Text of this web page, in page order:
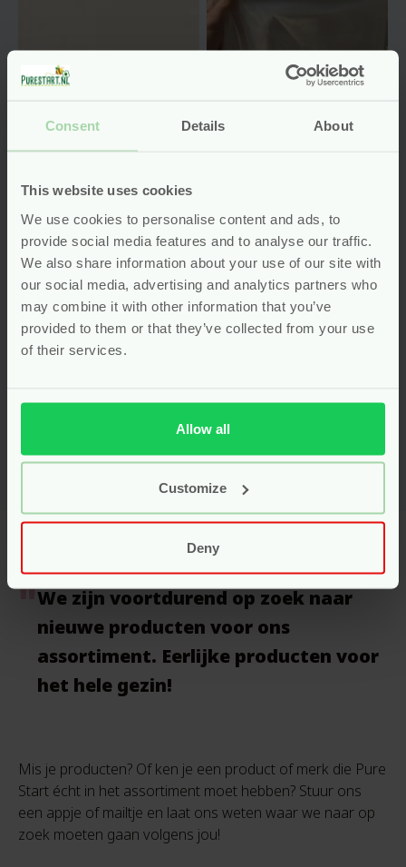
Consent Details About
This website uses cookies
We use cookies to personalise content and ads, to
provide social media features and to analyse our traffic.
We also share information about your use of our site with
our social media, advertising and analytics partners who
may combine it with other information that you’ve
provided to them or that they’ve collected from your use
of their services.
Allow all
Customize
Deny
Matrasbeschermer
– Biologisch Katoen
– 70×140 cm –
Grünspecht
Gewaardeerd5.00uit
5
Bekijken
Matrasbescherming
– 1,5 x 1,5 meter
Bekijken
We zijn voortdurend op zoek naar
nieuwe producten voor ons
assortiment. Eerlijke producten voor
het hele gezin!
Mis je producten? Of ken je een product of merk die Pure
Start écht in het assortiment moet hebben? Stuur ons
een appje of mailtje en laat ons weten waar we naar op
zoek moeten gaan volgens jou!